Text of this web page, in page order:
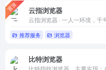
站斧浏览器
火豹浏览器
置顶 云指浏览器
云指浏览器 · 一人一环境，千
推荐服务 浏览器
比特浏览器